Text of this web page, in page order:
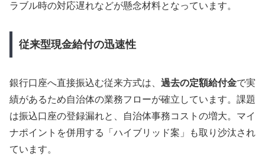
ラブル時の対応遅れなどが懸念材料となっています。
従来型現金給付の迅速性
銀行口座へ直接振込む従来方式は、 過去の定額給付金で実
績があるため自治体の業務フローが確立しています。課題
は振込口座の登録漏れと、自治体事務コストの増大。マイ
ナポイントを併用する「ハイブリッド案」も取り沙汰され
ています。